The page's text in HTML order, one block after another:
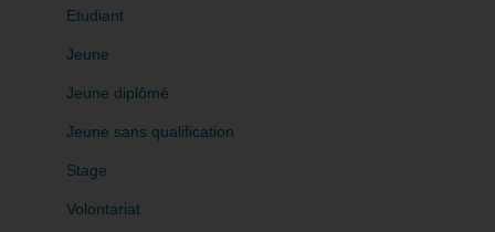
Etudiant
Jeune
Jeune diplômé
Jeune sans qualification
Stage
Volontariat